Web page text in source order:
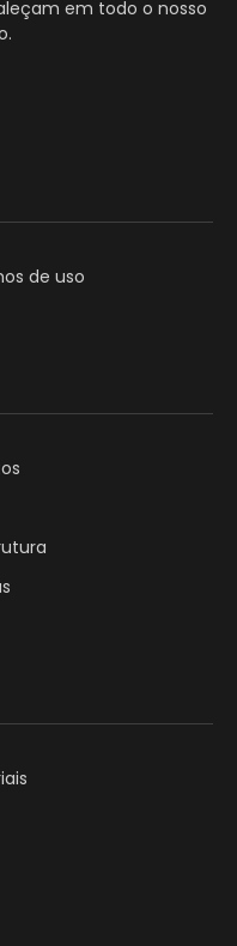
em todo o nosso
de uso